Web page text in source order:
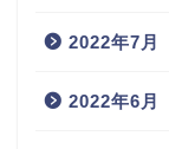
2022年7月
2022年6月